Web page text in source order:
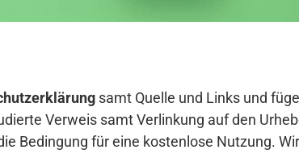
samt Quelle und Links und
Verweis samt Verlinkung auf den
Bedingung für eine kostenlose Nutzung.